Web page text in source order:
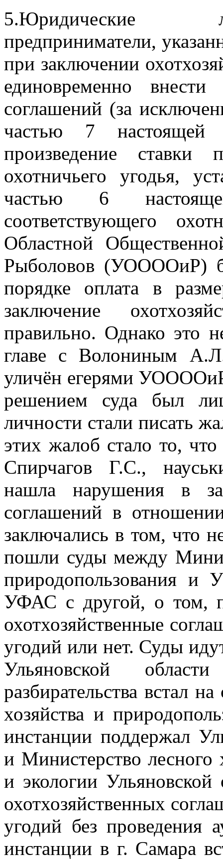
5.Юридические
предприниматели,
при заключении
единовременно
соглашений (за
частью 7
произведение
охотничьего угодья,
частью 6
соответствующего
Областной
Рыболовов (УООООиР)
порядке оплата в
заключение
правильно. Однако это
главе с Волониным
уличён егерями УООООиР
решением суда был
личности стали писать
этих жалоб стало то,
Спирчагов Г.С.,
нашла нарушения в
соглашений в
заключалисьв том, что
пошли суды между
природопользования
УФАС с другой, о том,
охотхозяйственные
угодий или нет. Суды
Ульяновской
разбирательства встал
хозяйства и
инстанции поддержал
и Министерство лесного
и экологии Ульяновской
охотхозяйственных
угодий без проведения
инстанции в г. Самара